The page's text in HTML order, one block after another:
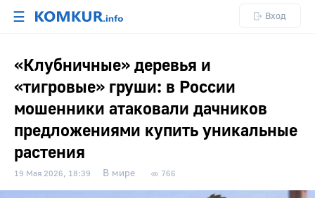
☰ Вход
«Клубничные» деревья и
«тигровые» груши: в России
мошенники атаковали дачников
предложениями купить уникальные
растения
19 Мая 2026, 18:39 В мире 766